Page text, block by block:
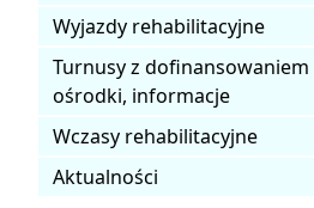
Wyjazdy rehabilitacyjne
Turnusy z dofinansowaniem
ośrodki, informacje
Wczasy rehabilitacyjne
Aktualności